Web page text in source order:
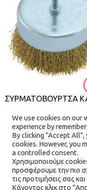
50
75
80
QUICK VIEW
We use cookies on our
experience by
By clicking “Accept
cookies. However, you
a controlled consent.
Χρησιμοποιούμε
προσφέρουμε την πιο
τις προτιμήσεις σας
Κάνοντας κλικ στο